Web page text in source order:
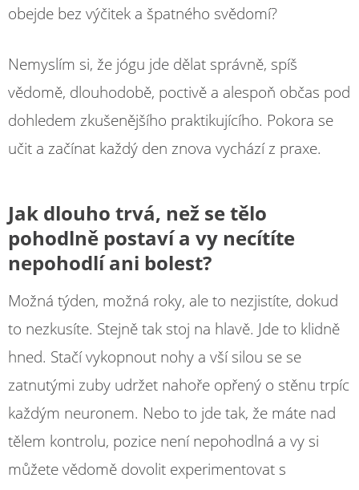
obejde bez výčitek a špatného svědomí?
Nemyslím si, že jógu jde dělat správně, spíš
vědomě, dlouhodobě, poctivě a alespoň občas pod
dohledem zkušenějšího praktikujícího. Pokora se
učit a začínat každý den znova vychází z praxe.
Jak dlouho trvá, než se tělo
pohodlně postaví a vy necítíte
nepohodlí ani bolest?
Možná týden, možná roky, ale to nezjistíte, dokud
to nezkusíte. Stejně tak stoj na hlavě. Jde to klidně
hned. Stačí vykopnout nohy a vší silou se se
zatnutými zuby udržet nahoře opřený o stěnu trpíc
každým neuronem. Nebo to jde tak, že máte nad
tělem kontrolu, pozice není nepohodlná a vy si
můžete vědomě dovolit experimentovat s